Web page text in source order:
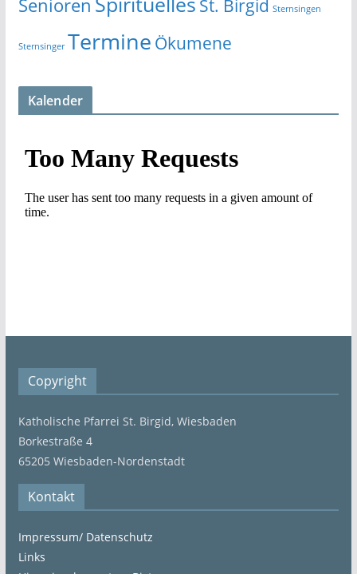
Senioren St. Birgid Sternsingen
Sternsinger Termine Ökumene
Kalender
Copyright
Katholische Pfarrei St. Birgid, Wiesbaden
Borkestraße 4
65205 Wiesbaden-Nordenstadt
Kontakt
Impressum/ Datenschutz
Links